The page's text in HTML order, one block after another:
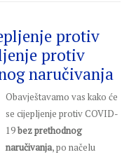
protiv
protiv
naručivanja
Obavještavamo vas kako će
se cijepljenje protiv COVID-
19bez prethodnog
naručivanja, po načelu